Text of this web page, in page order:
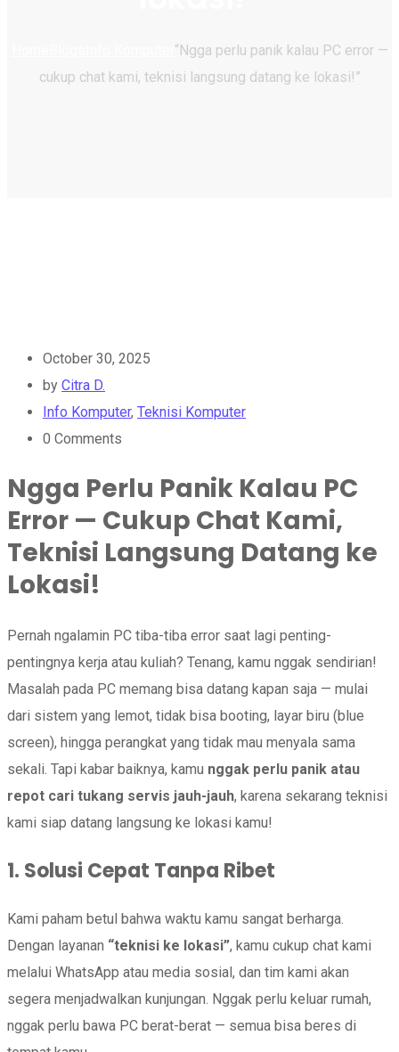
“Ngga perlu panik kalau PC error —
cukup chat kami, teknisi langsung datang ke lokasi!”
October 30, 2025
by Citra D.
Info Komputer, Teknisi Komputer
0 Comments
Ngga Perlu Panik Kalau PC
Error — Cukup Chat Kami,
Teknisi Langsung Datang ke
Lokasi!
Pernah ngalamin PC tiba-tiba error saat lagi penting-
pentingnya kerja atau kuliah? Tenang, kamu nggak sendirian!
Masalah pada PC memang bisa datang kapan saja — mulai
dari sistem yang lemot, tidak bisa booting, layar biru (blue
screen), hingga perangkat yang tidak mau menyala sama
sekali. Tapi kabar baiknya, kamu nggak perlu panik atau
repot cari tukang servis jauh-jauh, karena sekarang teknisi
kami siap datang langsung ke lokasi kamu!
1. Solusi Cepat Tanpa Ribet
Kami paham betul bahwa waktu kamu sangat berharga.
Dengan layanan “teknisi ke lokasi”, kamu cukup chat kami
melalui WhatsApp atau media sosial, dan tim kami akan
segera menjadwalkan kunjungan. Nggak perlu keluar rumah,
nggak perlu bawa PC berat-berat — semua bisa beres di